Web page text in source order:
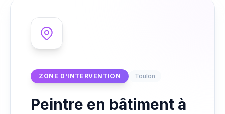
ZONE D'INTERVENTION Toulon
Peintre en bâtiment à